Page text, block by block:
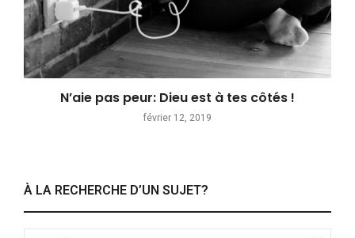
N’aie pas peur: Dieu est à tes côtés !
février 12, 2019
À LA RECHERCHE D’UN SUJET?